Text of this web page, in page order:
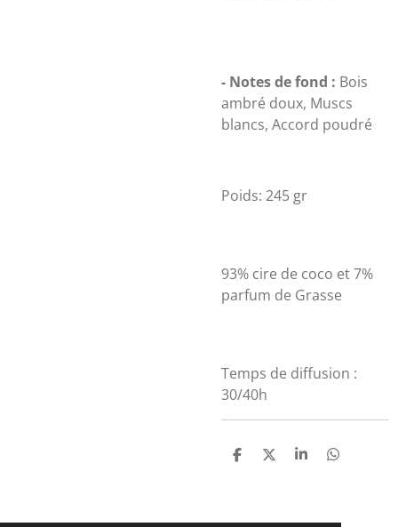
- Notes de fond : Bois
ambré doux, Muscs
blancs, Accord poudré
Poids: 245 gr
93% cire de coco et 7%
parfum de Grasse
Temps de diffusion :
30/40h
P
P
P
P